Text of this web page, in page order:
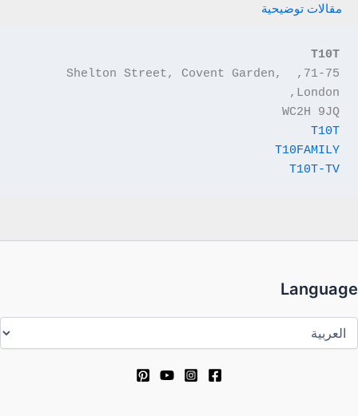
مقالات توضيحية
T10T
71-75, Shelton Street, Covent Garden,
London,
WC2H 9JQ
T10T
T10FAMILY
T10T-TV
Language